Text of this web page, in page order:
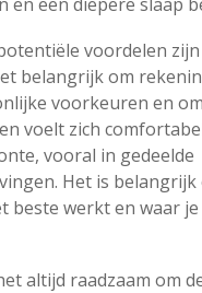
voordelen
belangrijk om
voorkeuren en
voelt zich
vooral in gedeelde
Het is
beste werkt en waar
altijd raadzaam om